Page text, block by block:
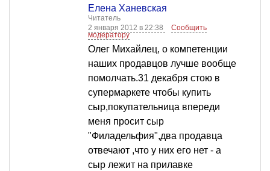
Елена Ханевская
Читатель
2 января 2012 в 22:38
Сообщить
модератору
Олег Михайлец, о компетенции
наших продавцов лучше вообще
помолчать.31 декабря стою в
супермаркете чтобы купить
сыр,покупательница впереди
меня просит сыр
"Филадельфия",два продавца
отвечают ,что у них его нет - а
сыр лежит на прилавке